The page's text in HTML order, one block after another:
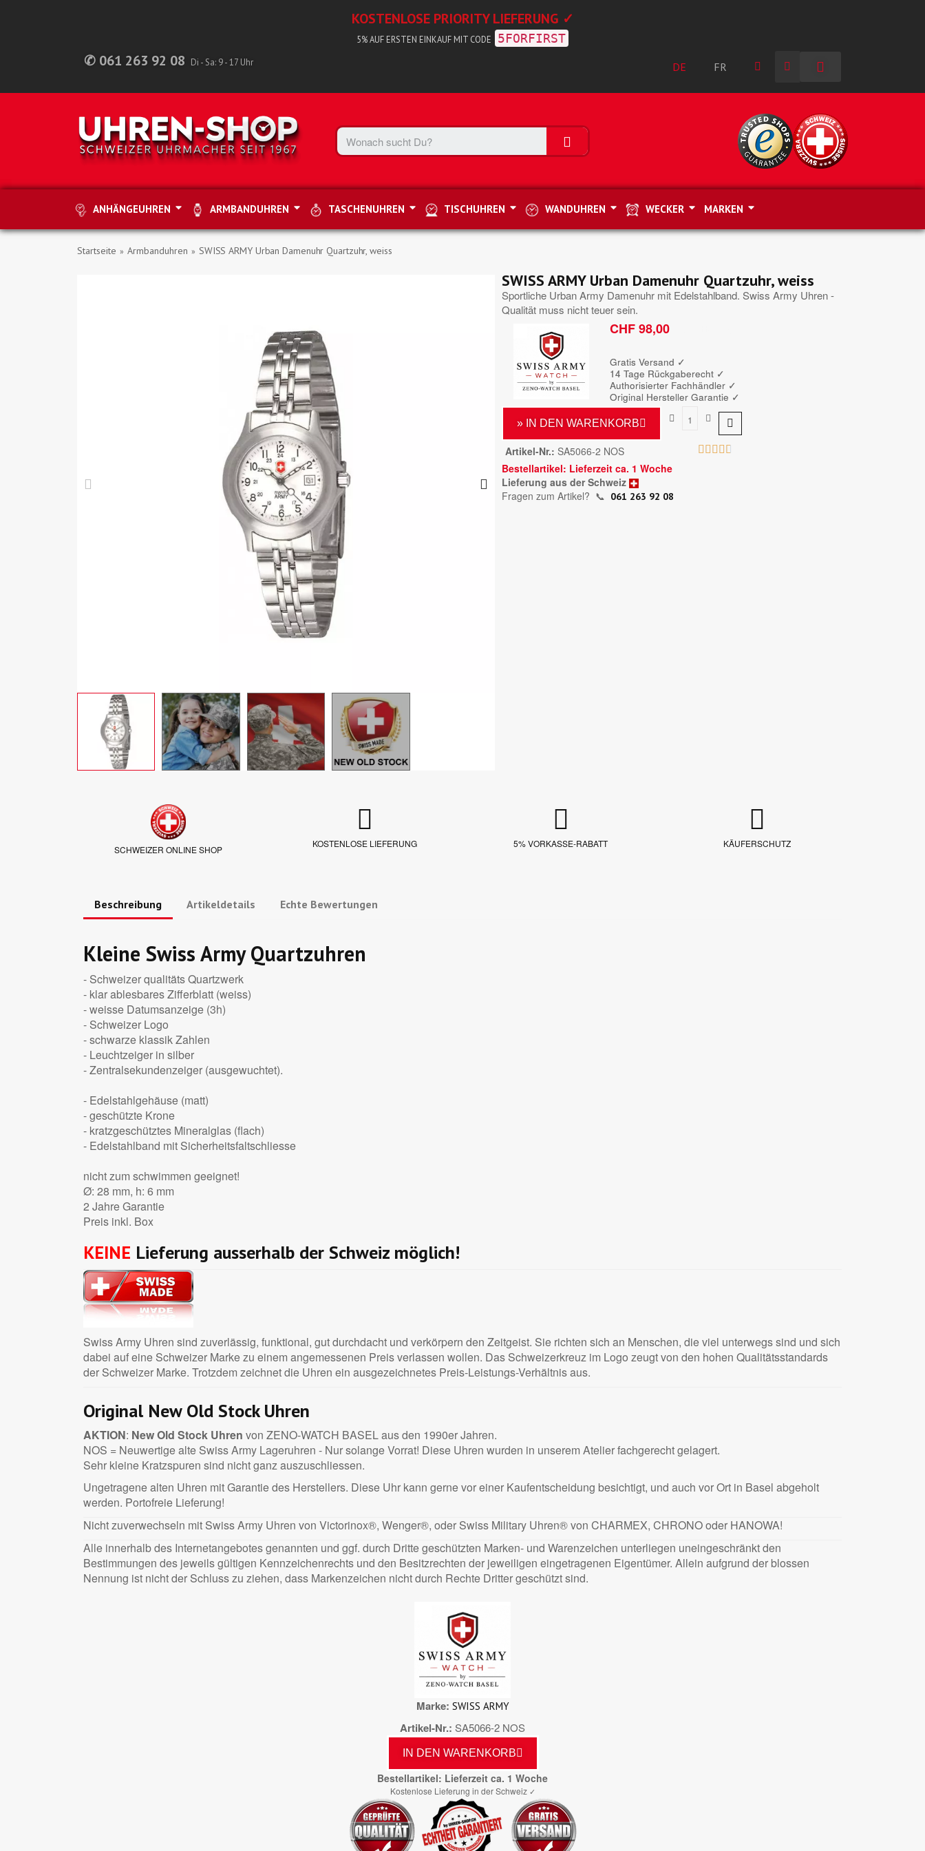
KOSTENLOSE PRIORITY LIEFERUNG ✓
5% AUF ERSTEN EINKAUF MIT CODE 5FORFIRST
✆ 061 263 92 08 Di - Sa: 9 - 17 Uhr DE FR
ANHÄNGEUHREN ARMBANDUHREN TASCHENUHREN TISCHUHREN WANDUHREN WECKER MARKEN
Startseite Armbanduhren SWISS ARMY Urban Damenuhr Quartzuhr, weiss
SWISS ARMY Urban Damenuhr Quartzuhr, weiss
Sportliche Urban Army Damenuhr mit Edelstahlband. Swiss Army Uhren -
Qualität muss nicht teuer sein.
CHF 98,00
Gratis Versand ✓
14 Tage Rückgaberecht ✓
Authorisierter Fachhändler ✓
Original Hersteller Garantie ✓
» IN DEN WARENKORB
Artikel-Nr. SA5066-2 NOS     
Bestellartikel: Lieferzeit ca. 1 Woche
Lieferung aus der Schweiz
Fragen zum Artikel? 📞 061 263 92 08
SCHWEIZER ONLINE SHOP
KOSTENLOSE LIEFERUNG 5% VORKASSE-RABATT KÄUFERSCHUTZ
Beschreibung Artikeldetails Echte Bewertungen
Kleine Swiss Army Quartzuhren
- Schweizer qualitäts Quartzwerk
- klar ablesbares Zifferblatt (weiss)
- weisse Datumsanzeige (3h)
- Schweizer Logo
- schwarze klassik Zahlen
- Leuchtzeiger in silber
- Zentralsekundenzeiger (ausgewuchtet).
- Edelstahlgehäuse (matt)
- geschützte Krone
- kratzgeschütztes Mineralglas (flach)
- Edelstahlband mit Sicherheitsfaltschliesse
nicht zum schwimmen geeignet!
Ø: 28 mm, h: 6 mm
2 Jahre Garantie
Preis inkl. Box
KEINE Lieferung ausserhalb der Schweiz möglich!
Swiss Army Uhren sind zuverlässig, funktional, gut durchdacht und verkörpern den Zeitgeist. Sie richten sich an Menschen, die viel unterwegs sind und sich
dabei auf eine Schweizer Marke zu einem angemessenen Preis verlassen wollen. Das Schweizerkreuz im Logo zeugt von den hohen Qualitätsstandards
der Schweizer Marke. Trotzdem zeichnet die Uhren ein ausgezeichnetes Preis-Leistungs-Verhältnis aus.
Original New Old Stock Uhren
AKTION: New Old Stock Uhren von ZENO-WATCH BASEL aus den 1990er Jahren.
NOS = Neuwertige alte Swiss Army Lageruhren - Nur solange Vorrat! Diese Uhren wurden in unserem Atelier fachgerecht gelagert.
Sehr kleine Kratzspuren sind nicht ganz auszuschliessen.
Ungetragene alten Uhren mit Garantie des Herstellers. Diese Uhr kann gerne vor einer Kaufentscheidung besichtigt, und auch vor Ort in Basel abgeholt
werden. Portofreie Lieferung!
Nicht zuverwechseln mit Swiss Army Uhren von Victorinox®, Wenger®, oder Swiss Military Uhren® von CHARMEX, CHRONO oder HANOWA!
Alle innerhalb des Internetangebotes genannten und ggf. durch Dritte geschützten Marken- und Warenzeichen unterliegen uneingeschränkt den
Bestimmungen des jeweils gültigen Kennzeichenrechts und den Besitzrechten der jeweiligen eingetragenen Eigentümer. Allein aufgrund der blossen
Nennung ist nicht der Schluss zu ziehen, dass Markenzeichen nicht durch Rechte Dritter geschützt sind.
Marke SWISS ARMY
Artikel-Nr. SA5066-2 NOS
IN DEN WARENKORB
Bestellartikel: Lieferzeit ca. 1 Woche
Kostenlose Lieferung in der Schweiz ✓